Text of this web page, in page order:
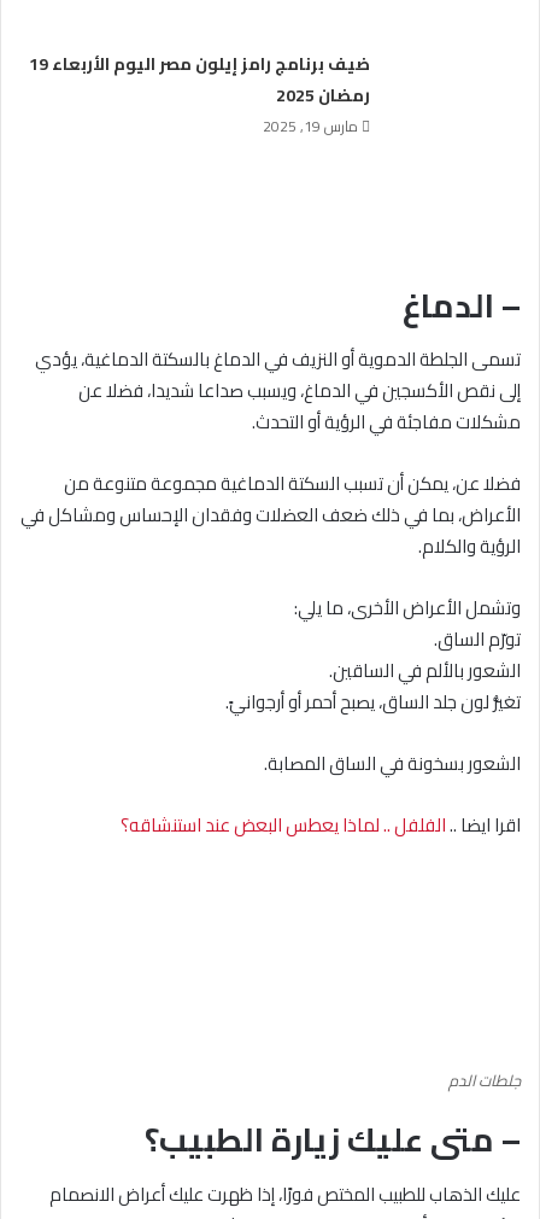
ضيف برنامج رامز إيلون مصر اليوم الأربعاء 19
رمضان 2025
مارس 19, 2025
– الدماغ
تسمى الجلطة الدموية أو النزيف في الدماغ بالسكتة الدماغية، يؤدي
إلى نقص الأكسجين في الدماغ، ويسبب صداعا شديدا، فضلا عن
مشكلات مفاجئة في الرؤية أو التحدث.
فضلا عن، يمكن أن تسبب السكتة الدماغية مجموعة متنوعة من
الأعراض، بما في ذلك ضعف العضلات وفقدان الإحساس ومشاكل في
الرؤية والكلام.
وتشمل الأعراض الأخرى، ما يلي:
تورّم الساق.
الشعور بالألم في الساقين.
تغيُّر لون جلد الساق، يصبح أحمر أو أرجوانيً.
الشعور بسخونة في الساق المصابة.
اقرا ايضا ..الفلفل .. لماذا يعطس البعض عند استنشاقه؟
جلطات الدم
– متى عليك زيارة الطبيب؟
عليك الذهاب للطبيب المختص فورًا، إذا ظهرت عليك أعراض الانصمام